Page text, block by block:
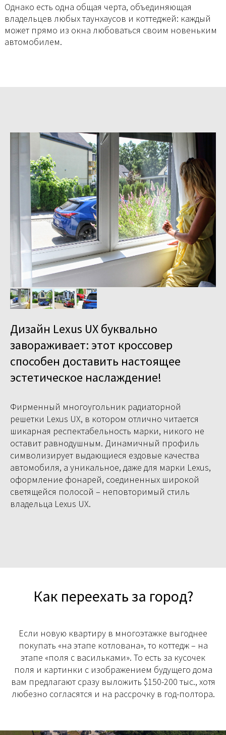
Однако есть одна общая черта, объединяющая
владельцев любых таунхаусов и коттеджей: каждый
может прямо из окна любоваться своим новеньким
автомобилем.
Дизайн Lexus UX буквально
завораживает: этот кроссовер
способен доставить настоящее
эстетическое наслаждение!
Фирменный многоугольник радиаторной
решетки Lexus UX, в котором отлично читается
шикарная респектабельность марки, никого не
оставит равнодушным. Динамичный профиль
символизирует выдающиеся ездовые качества
автомобиля, а уникальное, даже для марки Lexus,
оформление фонарей, соединенных широкой
светящейся полосой – неповторимый стиль
владельца Lexus UX.
Как переехать за город?
Если новую квартиру в многоэтажке выгоднее
покупать «на этапе котлована», то коттедж – на
этапе «поля с васильками». То есть за кусочек
поля и картинки с изображением будущего дома
вам предлагают сразу выложить $150-200 тыс., хотя
любезно согласятся и на рассрочку в год-полтора.